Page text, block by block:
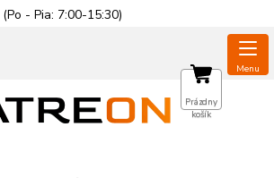
NÁKUPNÝ
KOŠÍK
Prázdny
košík